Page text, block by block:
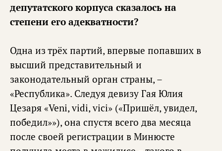
депутатского корпуса сказалось на
степени его адекватности?
Одна из трёх партий, впервые попавших в
высший представительный и
законодательный орган страны, –
«Республика». Следуя девизу Гая Юлия
Цезаря «Veni, vidi, vici» («Пришёл, увидел,
победил»»), она спустя всего два месяца
после своей регистрации в Минюсте